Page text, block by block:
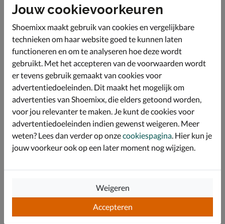
De binnenvoering is van katoen.
achterkant.
Let op! de laars heeft een hoge wreef.
De schachtwijdte en de schachthoogte zijn gemeten bij
maat 23.
Specificaties
Over Bergstein
Bekijk meer
Jouw cookievoorkeuren
Shoemixx maakt gebruik van cookies en vergelijkbare
technieken om haar website goed te kunnen laten
functioneren en om te analyseren hoe deze wordt
gebruikt. Met het accepteren van de voorwaarden wordt
er tevens gebruik gemaakt van cookies voor
advertentiedoeleinden. Dit maakt het mogelijk om
advertenties van Shoemixx, die elders getoond worden,
voor jou relevanter te maken. Je kunt de cookies voor
advertentiedoeleinden indien gewenst weigeren. Meer
weten? Lees dan verder op onzecookiespagina. Hier kun je
jouw voorkeur ook op een later moment nog wijzigen.
Accepteren
Weigeren